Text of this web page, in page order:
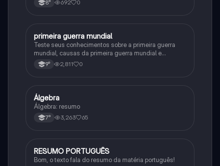
8° 692 0
História
primeira guerra mundial
Teste seus conhecimentos sobre a primeira guerra
mundial, causas da primeira guerra mundial e
consequências da Primeira Guerra Mundial, fases da
primeira guerra mundial
9° 2,811 0
Matematica
Álgebra
Álgebra: resumo
7° 3,263 65
Português
RESUMO PORTUGUÊS
Bom, o texto fala do resumo da matéria português!